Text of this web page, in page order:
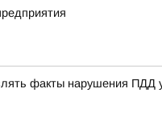
факты нарушения ПДД